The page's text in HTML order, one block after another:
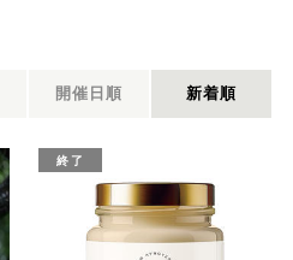
開催日順 新着順
終了